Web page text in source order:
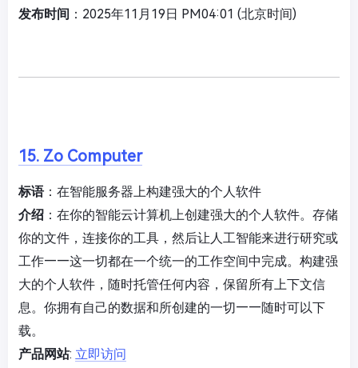
发布时间 ：2025年11月19日 PM04:01 (北京时间)
15. Zo Computer
标语：在智能服务器上构建强大的个人软件
介绍 ：在你的智能云计算机上创建强大的个人软件。存储
你的文件，连接你的工具，然后让人工智能来进行研究或
工作——这一切都在一个统一的工作空间中完成。构建强
大的个人软件，随时托管任何内容，保留所有上下文信
息。你拥有自己的数据和所创建的一切——随时可以下
载。
产品网站: 立即访问